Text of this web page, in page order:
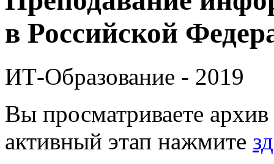
в Российской
ИТ-Образование - 2019
Вы просматриваете
активный этап нажмите